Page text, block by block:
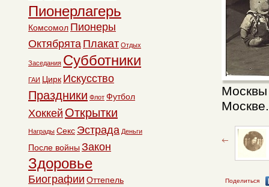
Москвы
Поделиться
Пионерлагерь
Комсомол Пионеры
Октябрята Плакат Отдых
Заседания Субботники
ГАИ Цирк Искусство
Праздники Флот Футбол
Хоккей Открытки
Награды Секс Эстрада Деньги
После войны Закон
Здоровье
Биографии Оттепель